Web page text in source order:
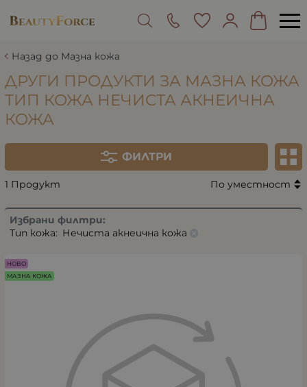
Назад до Мазна кожа
ДРУГИ ПРОДУКТИ ЗА МАЗНА КОЖА
ТИП КОЖА НЕЧИСТА АКНЕИЧНА
КОЖА
ФИЛТРИ
1 Продукт По уместност
Избрани филтри:
Тип кожа: Нечиста акнеична кожа
НОВО
МАЗНА КОЖА